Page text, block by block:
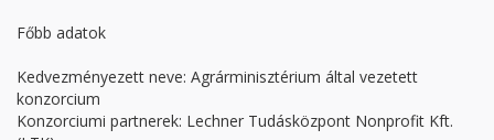
Főbb adatok
Kedvezményezett neve: Agrárminisztérium által vezetett
konzorcium
Konzorciumi partnerek: Lechner Tudásközpont Nonprofit Kft.